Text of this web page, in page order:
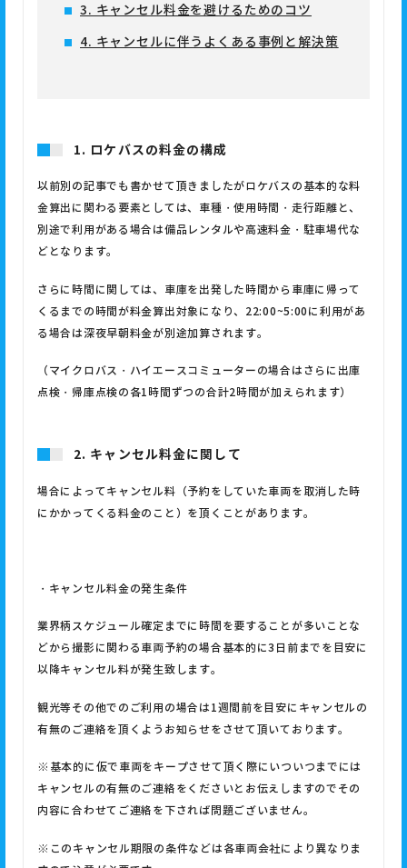
3. キャンセル料金を避けるためのコツ
4. キャンセルに伴うよくある事例と解決策
1. ロケバスの料金の構成
以前別の記事でも書かせて頂きましたがロケバスの基本的な料
金算出に関わる要素としては、車種・使用時間・走行距離と、
別途で利用がある場合は備品レンタルや高速料金・駐車場代な
どとなります。
さらに時間に関しては、車庫を出発した時間から車庫に帰って
くるまでの時間が料金算出対象になり、 22:00~5:00 に利用があ
る場合は深夜早朝料金が別途加算されます。
（マイクロバス・ハイエースコミューターの場合はさらに出庫
点検・帰庫点検の各1 時間ずつの合計2時間が加えられます）
2. キャンセル料金に関して
場合によってキャンセル料（予約をしていた車両を取消した時
にかかってくる料金のこと）を頂くことがあります。
・キャンセル料金の発生条件
業界柄スケジュール確定までに時間を要することが多いことな
どから撮影に関わる車両予約の場合基本的に3 日前までを目安に
以降キャンセル料が発生致します。
観光等その他でのご利用の場合は 1週間前を目安にキャンセルの
有無のご連絡を頂くようお知らせをさせて頂いております。
※ 基本的に仮で車両をキープさせて頂く際にいついつまでには
キャンセルの有無のご連絡をくださいとお伝えしますのでその
内容に合わせてご連絡を下されば問題ございません。
※ このキャンセル期限の条件などは各車両会社により異なりま